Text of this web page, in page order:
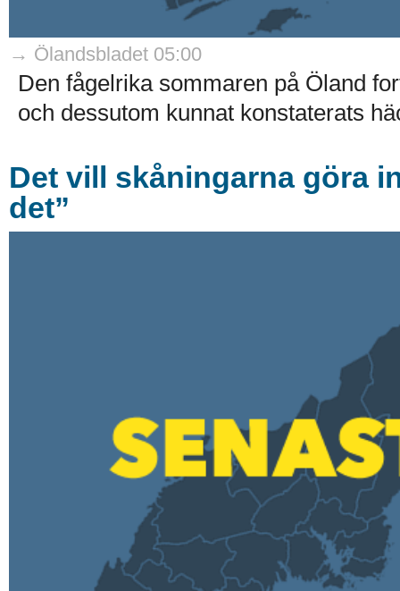
→ Ölandsbladet 05:00
Den fågelrika sommaren på Öland
och dessutom kunnat konstaterats
Det vill skåningarna göra
det”